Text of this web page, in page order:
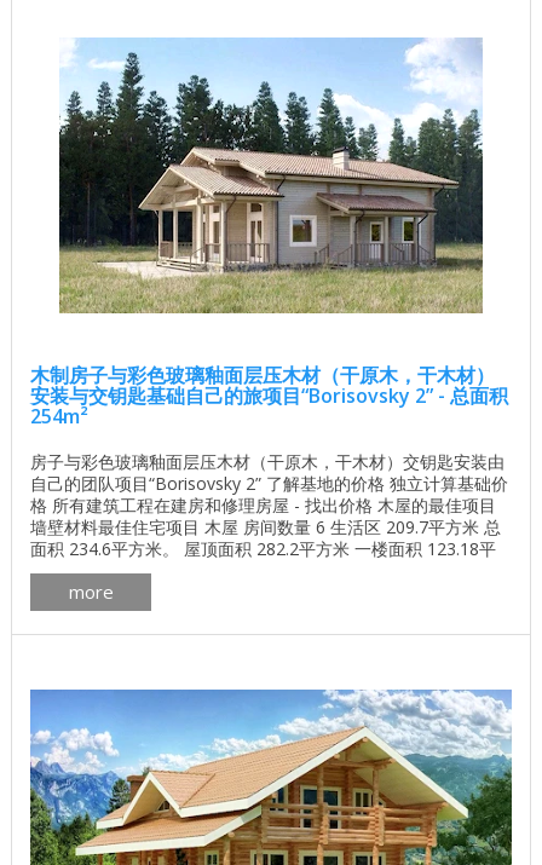
木制房子与彩色玻璃釉面层压木材（干原木，干木材）
安装与交钥匙基础自己的旅项目“Borisovsky 2” - 总面积
254m²
房子与彩色玻璃釉面层压木材（干原木，干木材）交钥匙安装由
自己的团队项目“Borisovsky 2” 了解基地的价格 独立计算基础价
格 所有建筑工程在建房和修理房屋 - 找出价格 木屋的最佳项目
墙壁材料最佳住宅项目 木屋 房间数量 6 生活区 209.7平方米 总
面积 234.6平方米。 屋顶面积 282.2平方米 一楼面积 123.18平
方米 二楼面积 100.42平方米 墙体材料的体积 124.3立方米 一套
墙壁材料，其他选择也是可能的。 胶合层压木材，异形木材，技
术干燥220x150 ...
more